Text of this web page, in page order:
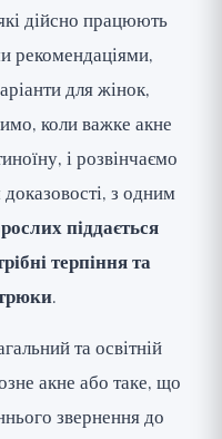
дійсно працюють
рекомендаціями,
для жінок,
коли важке акне
і розвінчаємо
з одним
піддається
терпіння та
.
та освітній
акне або таке, що
звернення до